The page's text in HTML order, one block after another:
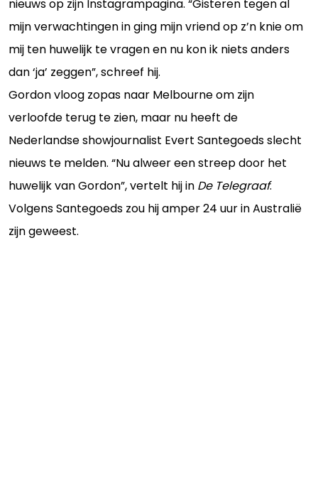
nieuws op zijn Instagrampagina. “Gisteren tegen al
mijn verwachtingen in ging mijn vriend op z’n knie om
mij ten huwelijk te vragen en nu kon ik niets anders
dan ‘ja’ zeggen”, schreef hij.
Gordon vloog zopas naar Melbourne om zijn
verloofde terug te zien, maar nu heeft de
Nederlandse showjournalist Evert Santegoeds slecht
nieuws te melden. “Nu alweer een streep door het
huwelijk van Gordon”, vertelt hij in De Telegraaf.
Volgens Santegoeds zou hij amper 24 uur in Australië
zijn geweest.